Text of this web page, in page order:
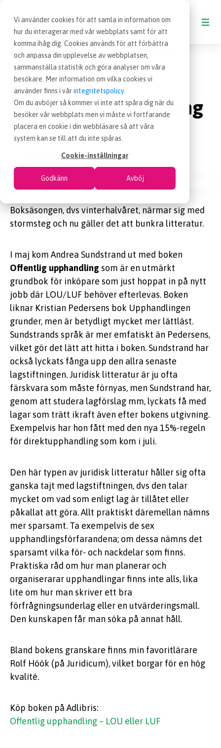
Vi använder cookies för att samla in information om
hur du interagerar med vår webbplats samt för att
komma ihåg dig. Cookies används för att förbättra
och anpassa din upplevelse av webbplatsen,
sammanställa statistik och göra analyser om våra
besökare. Mer information om vilka cookies vi
använder finns i vårintegritetspolicy.
Om du avböjer så kommer vi inte att spåra dig när du
besöker vår webbplats men vi måste vi fortfarande
placera en cookie i din webbläsare så att våra
system kan se till att du inte spåras.
Cookie-inställningar
Godkänn Avböj
BLOGG
VAD ÄR INKÖP
OM EFFSO TOOLS
TERMINOLOGI
Blogg Offentlig upphandling – LOU och LUF
Offentlig upphandling
– LOU och LUF
Boksäsongen, dvs vinterhalvåret, närmar sig med
stormsteg och nu gäller det att bunkra litteratur.
I maj kom Andrea Sundstrand ut med boken
Offentlig upphandling som är en utmärkt
grundbok för inköpare som just hoppat in på nytt
jobb där LOU/LUF behöver efterlevas. Boken
liknar Kristian Pedersens bok Upphandlingen
grunder, men är betydligt mycket mer lättläst.
Sundstrands språk är mer emfatiskt än Pedersens,
vilket gör det lätt att hitta i boken. Sundstrand har
också lyckats fånga upp den allra senaste
lagstiftningen. Juridisk litteratur är ju ofta
färskvara som måste förnyas, men Sundstrand har,
genom att studera lagförslag mm, lyckats få med
lagar som trätt ikraft även efter bokens utgivning.
Exempelvis har hon fått med den nya 15%-regeln
för direktupphandling som kom i juli.
Den här typen av juridisk litteratur håller sig ofta
ganska tajt med lagstiftningen, dvs den talar
mycket om vad som enligt lag är tillåtet eller
påkallat att göra. Allt praktiskt däremellan nämns
mer sparsamt. Ta exempelvis de sex
upphandlingsförfarandena; om dessa nämns det
sparsamt vilka för- och nackdelar som finns.
Praktiska råd om hur man planerar och
organiserarar upphandlingar finns inte alls, lika
lite om hur man skriver ett bra
förfrågningsunderlag eller en utvärderingsmall.
Den kunskapen får man söka på annat håll.
Bland bokens granskare finns min favoritlärare
Rolf Höök (på Juridicum), vilket borgar för en hög
kvalité.
Köp boken på Adlibris:
Offentlig upphandling – LOU eller LUF